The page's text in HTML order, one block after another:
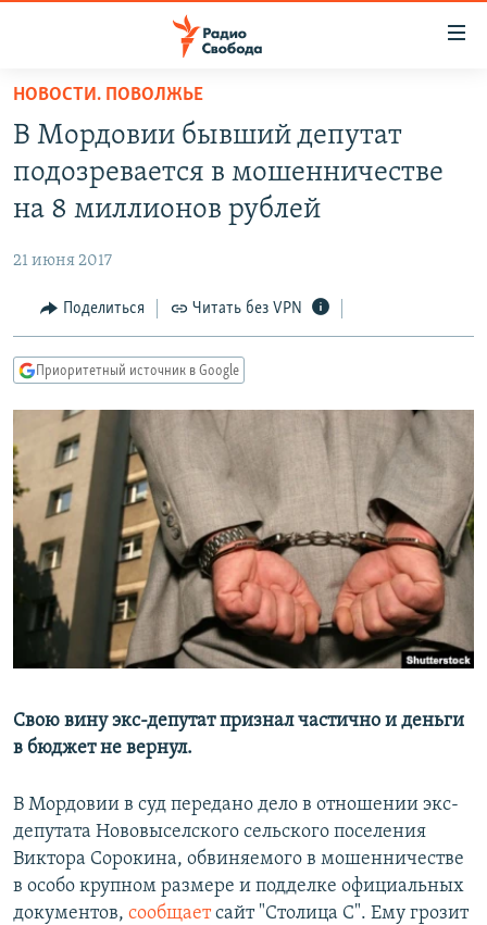
упрощенного
доступа
основному
Вернутся
Вернутся
ПОДКАСТЫ
АВТОРСКИЕ ПРОЕКТЫ
МНЕНИЯ
КУЛЬТУРА
КАВКАЗ.РЕАЛИИ
СЕВЕР.РЕАЛИИ
СИБИРЬ.РЕАЛИИ
РАСПИСАНИЕ ВЕЩАНИЯ
ПОДПИШИТЕСЬ НА РАССЫЛКУ
СОЦИАЛЬНЫЕ СЕТИ
Все сайты РСЕ/РС
НОВОСТИ. ПОВОЛЖЬЕ
В Мордовии бывший депутат
подозревается в мошенничестве
на 8 миллионов рублей
21 июня 2017
Поделиться Читать без VPN
Приоритетный источник в Google
Свою вину экс-депутат признал частично и деньги
в бюджет не вернул.
В Мордовии в суд передано дело в отношении экс-
депутата Нововыселского сельского поселения
Виктора Сорокина, обвиняемого в мошенничестве
в особо крупном размере и подделке официальных
документов, сообщаетсайт "Столица С". Ему грозит